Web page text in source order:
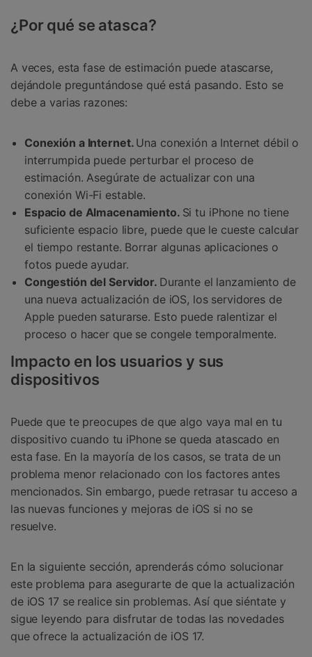
¿Por qué se atasca?
A veces, esta fase de estimación puede atascarse,
dejándole preguntándose qué está pasando. Esto se
debe a varias razones:
Conexión a Internet. Una conexión a Internet débil o
interrumpida puede perturbar el proceso de
estimación. Asegúrate de actualizar con una
conexión Wi-Fi estable.
Espacio de Almacenamiento. Si tu iPhone no tiene
suficiente espacio libre, puede que le cueste calcular
el tiempo restante. Borrar algunas aplicaciones o
fotos puede ayudar.
Congestión del Servidor. Durante el lanzamiento de
una nueva actualización de iOS, los servidores de
Apple pueden saturarse. Esto puede ralentizar el
proceso o hacer que se congele temporalmente.
Impacto en los usuarios y sus
dispositivos
Puede que te preocupes de que algo vaya mal en tu
dispositivo cuando tu iPhone se queda atascado en
esta fase. En la mayoría de los casos, se trata de un
problema menor relacionado con los factores antes
mencionados. Sin embargo, puede retrasar tu acceso a
las nuevas funciones y mejoras de iOS si no se
resuelve.
En la siguiente sección, aprenderás cómo solucionar
este problema para asegurarte de que la actualización
de iOS 17 se realice sin problemas. Así que siéntate y
sigue leyendo para disfrutar de todas las novedades
que ofrece la actualización de iOS 17.